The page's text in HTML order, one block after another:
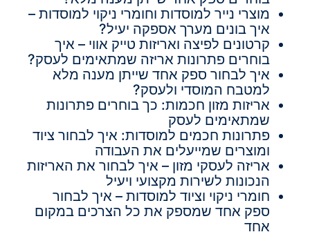
מוצרי נייר למוסדות וחומרי ניקוי למוסדות –
איך בונים מערך אספקה יעיל?
קרטונים לפיצה ואריזות טייק אווי – איך
בוחרים פתרונות אריזה שמתאימים לעסק?
איך לבחור ספק אחד שייתן מענה מלא
למטבח המוסדי ולעסק?
אריזות מזון חכמות: כך בוחרים פתרונות
שמתאימים לעסק
פתרונות חכמים למוסדות: איך לבחור ציוד
ומוצרים שמייעלים את העבודה
אריזה לעסקי מזון – איך לבחור את האריזות
הנכונות לשירות מקצועי ויעיל
חומרי ניקוי וציוד למוסדות – איך לבחור
ספק אחד שמספק את כל הצרכים במקום
אחד